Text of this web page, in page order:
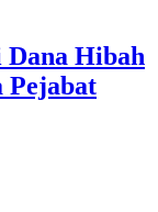
Dana Hibah
Pejabat